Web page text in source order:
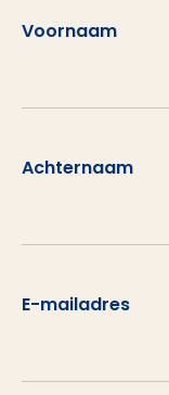
Voornaam
Achternaam
E-mailadres